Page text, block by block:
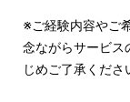
※ご経験内容やご
念ながらサービス
じめご了承くださ